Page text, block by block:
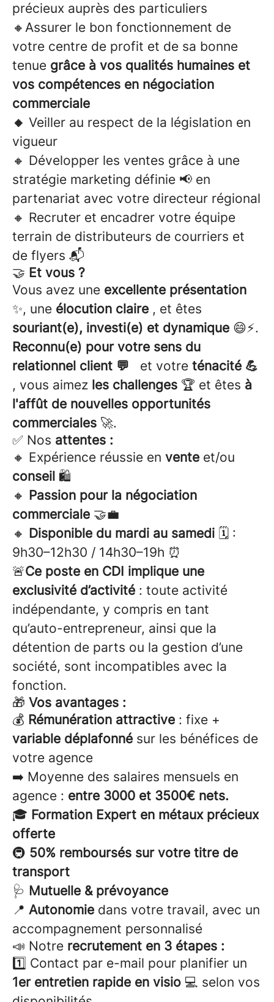
précieux auprès des particuliers
🔸Assurer le bon fonctionnement de
votre centre de profit et de sa bonne
tenue grâce à vos qualités humaines et
vos compétences en négociation
commerciale
🔸 Veiller au respect de la législation en
vigueur
🔸 Développer les ventes grâce à une
stratégie marketing définie 📢 en
partenariat avec votre directeur régional
🔸 Recruter et encadrer votre équipe
terrain de distributeurs de courriers et
de flyers 📬
🤝 Et vous ?
Vous avez une excellente présentation
✨, une élocution claire , et êtes
souriant(e), investi(e) et dynamique 😄⚡.
Reconnu(e) pour votre sens du
relationnel client 💬 et votre ténacité 💪
, vous aimez les challenges 🏆 et êtes à
l'affût de nouvelles opportunités
commerciales 🚀.
✅ Nos attentes :
🔸 Expérience réussie en vente et/ou
conseil 🛍️
🔸 Passion pour la négociation
commerciale 🤝💼
🔸 Disponible du mardi au samedi 🗓️ :
9h30–12h30 / 14h30–19h ⏰
🚨Ce poste en CDI implique une
exclusivité d’activité : toute activité
indépendante, y compris en tant
qu’auto-entrepreneur, ainsi que la
détention de parts ou la gestion d’une
société, sont incompatibles avec la
fonction.
🎁 Vos avantages :
💰 Rémunération attractive : fixe +
variable déplafonné sur les bénéfices de
votre agence
➡️ Moyenne des salaires mensuels en
agence : entre 3000 et 3500€ nets.
🎓 Formation Expert en métaux précieux
offerte
🚇 50% remboursés sur votre titre de
transport
🩺 Mutuelle & prévoyance
📍 Autonomie dans votre travail, avec un
accompagnement personnalisé
📣 Notre recrutement en 3 étapes :
1️⃣ Contact par e-mail pour planifier un
1er entretien rapide en visio 💻 selon vos